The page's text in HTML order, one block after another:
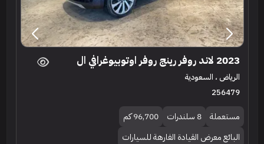
2023 لاند روفر رينج روفر اوتوبيوغرافي ال
الرياض ، السعودية
256479
مستعملة 8 سلندرات
96,700 كم
البائع معرض القيادة الفارهة للسيارات